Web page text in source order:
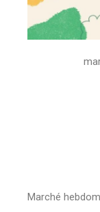
Marché